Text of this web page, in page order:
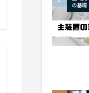
の基礎